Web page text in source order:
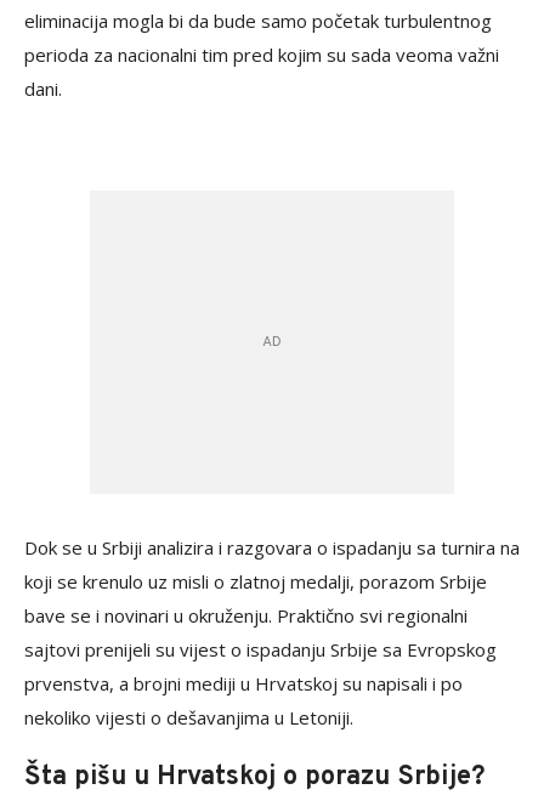
eliminacija mogla bi da bude samo početak turbulentnog
perioda za nacionalni tim pred kojim su sada veoma važni
dani.
Dok se u Srbiji analizira i razgovara o ispadanju sa turnira na
koji se krenulo uz misli o zlatnoj medalji, porazom Srbije
bave se i novinari u okruženju. Praktično svi regionalni
sajtovi prenijeli su vijest o ispadanju Srbije sa Evropskog
prvenstva, a brojni mediji u Hrvatskoj su napisali i po
nekoliko vijesti o dešavanjima u Letoniji.
Šta pišu u Hrvatskoj o porazu Srbije?